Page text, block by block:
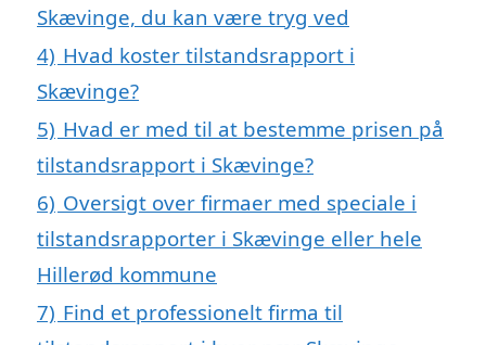
Skævinge, du kan være tryg ved
4) Hvad koster tilstandsrapport i
Skævinge?
5) Hvad er med til at bestemme prisen på
tilstandsrapport i Skævinge?
6) Oversigt over firmaer med speciale i
tilstandsrapporter i Skævinge eller hele
Hillerød kommune
7) Find et professionelt firma til